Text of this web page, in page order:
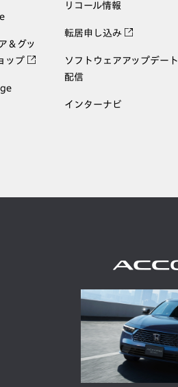
＆グッ
ップ
リコール情報
転居申し込み
ソフトウェアアップデート
配信
インターナビ